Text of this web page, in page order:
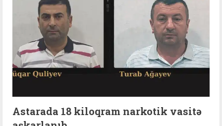
Astarada 18 kiloqram narkotik vasitə